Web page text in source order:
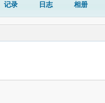
记录 日志 相册